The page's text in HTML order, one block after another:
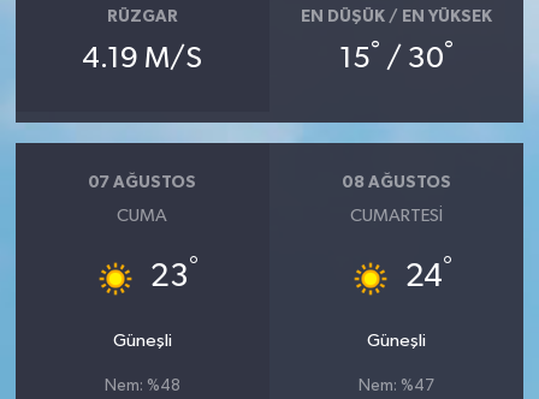
RÜZGAR
4.19 M/S
EN DÜŞÜK / EN YÜKSEK
15° / 30°
07 AĞUSTOS
CUMA
23°
Güneşli
Nem: %48
08 AĞUSTOS
CUMARTESI
24°
Güneşli
Nem: %47